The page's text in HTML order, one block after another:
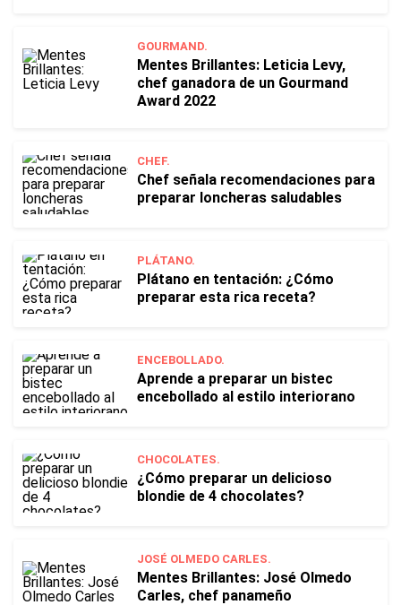
GOURMAND.
Mentes Brillantes: Leticia Levy,
chef ganadora de un Gourmand
Award 2022
CHEF.
Chef señala recomendaciones para
preparar loncheras saludables
PLÁTANO.
Plátano en tentación: ¿Cómo
preparar esta rica receta?
ENCEBOLLADO.
Aprende a preparar un bistec
encebollado al estilo interiorano
CHOCOLATES.
¿Cómo preparar un delicioso
blondie de 4 chocolates?
JOSÉ OLMEDO CARLES.
Mentes Brillantes: José Olmedo
Carles, chef panameño